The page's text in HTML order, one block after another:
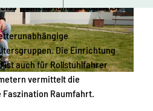
© Zeiss Planetarium und Volkssternwarte
Planetariums Drebach ist
Die Einrichtung
ist auch für Rollstuhlfahrer
vermittelt die
Raumfahrt.